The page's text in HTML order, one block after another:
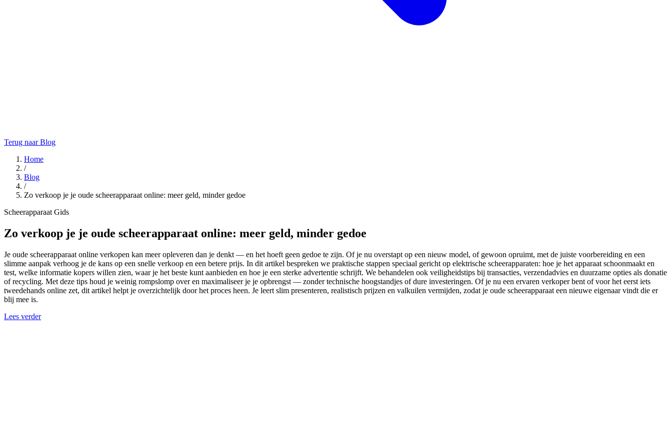
Terug naar Blog
Home
/
Blog
/
Zo verkoop je je oude scheerapparaat online: meer geld, minder gedoe
Scheerapparaat Gids
Zo verkoop je je oude scheerapparaat online: meer geld, minder gedoe
Je oude scheerapparaat online verkopen kan meer opleveren dan je denkt — en het hoeft geen gedoe te zijn. Of je nu overstapt op een nieuw model, of gewoon opruimt, met de juiste voorbereiding en een
slimme aanpak verhoog je de kans op een snelle verkoop en een betere prijs. In dit artikel bespreken we praktische stappen speciaal gericht op elektrische scheerapparaten: hoe je het apparaat schoonmaakt en
test, welke informatie kopers willen zien, waar je het beste kunt aanbieden en hoe je een sterke advertentie schrijft. We behandelen ook veiligheidstips bij transacties, verzendadvies en duurzame opties als donatie
of recycling. Met deze tips houd je weinig rompslomp over en maximaliseer je je opbrengst — zonder technische hoogstandjes of dure investeringen. Of je nu een ervaren verkoper bent of voor het eerst iets
tweedehands online zet, dit artikel helpt je overzichtelijk door het proces heen. Je leert slim presenteren, realistisch prijzen en valkuilen vermijden, zodat je oude scheerapparaat een nieuwe eigenaar vindt die er
blij mee is.
Lees verder